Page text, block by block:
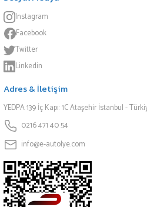
Instagram
Facebook
Twitter
Linkedin
Adres & İletişim
YEDPA 139 İç Kapı: 1C Ataşehir İstanbul -
0216 471 40 54
info@e-autolye.com